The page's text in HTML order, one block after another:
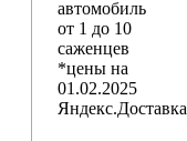
автомобиль
от 1 до 10
саженцев
*цены на
01.02.2025
Яндекс.Доставка